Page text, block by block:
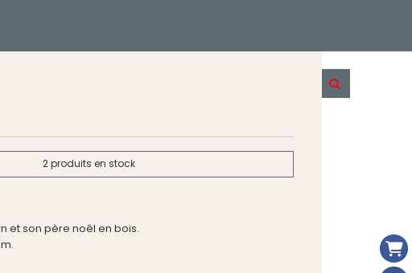
2produits en stock
et son père noêl en bois.